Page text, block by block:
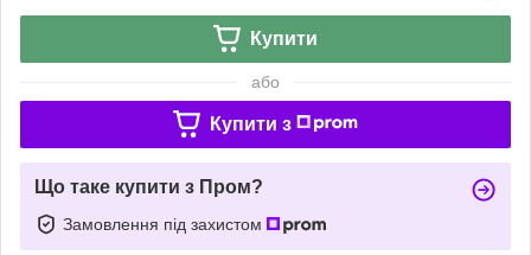
Купити
або
Купити з
Що таке купити з Пром?
Замовлення під захистом